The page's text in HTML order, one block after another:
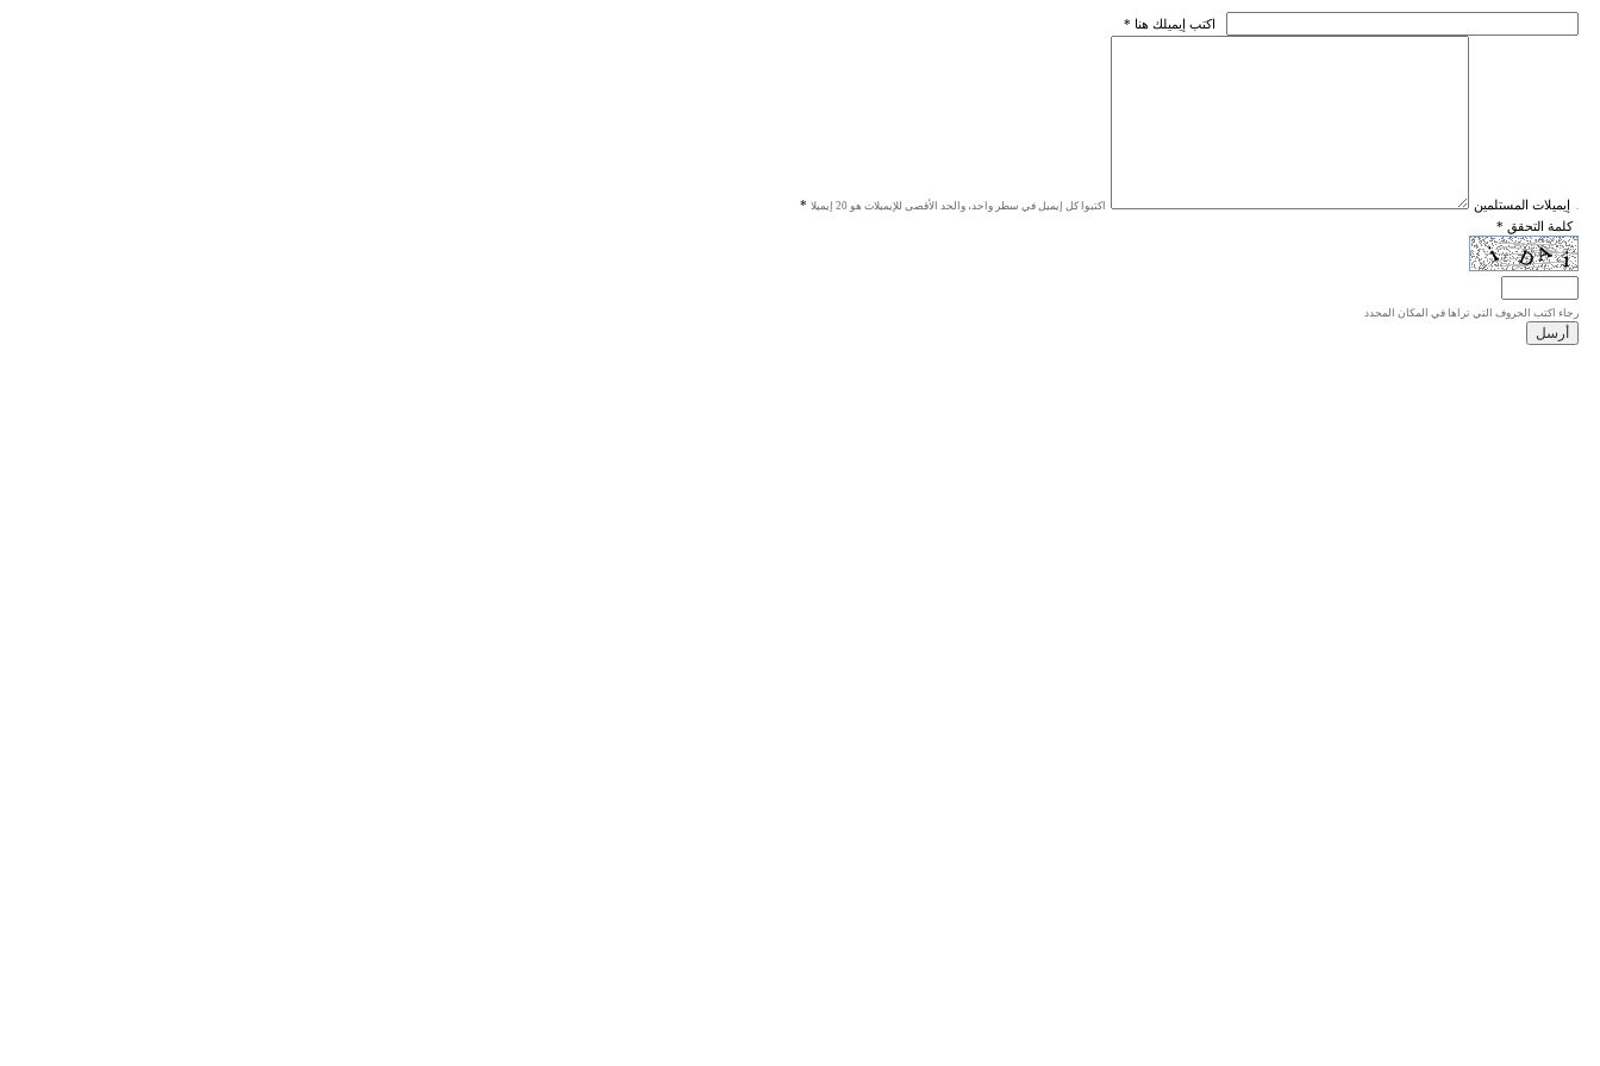
* اكتب إيميلك هنا
* إيميلات المستلمين اكتبوا كل إيميل في سطر واحد، والحد الأقصى للإيميلات هو 20 إيميلا.
* كلمة التحقق
رجاء اكتب الحروف التي تراها في المكان المحدد